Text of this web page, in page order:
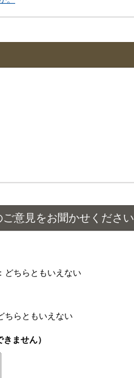
意見をお聞かせください
どちらともいえない
ちらともいえない
ません）